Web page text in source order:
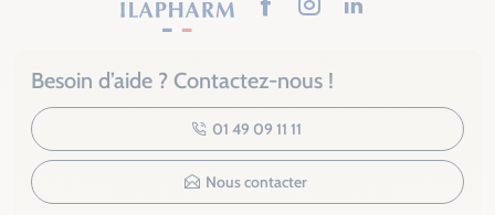
Besoin d’aide ? Contactez-nous !
01 49 09 11 11
Nous contacter
FacebookInstagramLinkedIn